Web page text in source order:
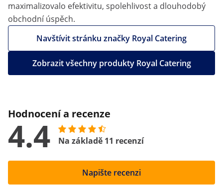
maximalizovalo efektivitu, spolehlivost a dlouhodobý
obchodní úspěch.
Navštívit stránku značky Royal Catering
Zobrazit všechny produkty Royal Catering
Hodnocení a recenze
4.4 Na základě 11 recenzí
Napište recenzi